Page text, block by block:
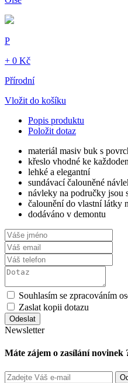
P
+ 0 Kč
Přírodní
Vložit do košíku
Popis produktu
Položit dotaz
materiál masiv buk s
křeslo vhodné ke
lehké a elegantní
sundávací čalouněné
návleky na područky jsou
čalounění do vlastní látky
dodáváno v demontu
Souhlasím se zpracováním
Zaslat kopii dotazu
Newsletter
Máte zájem o zasílání novinek